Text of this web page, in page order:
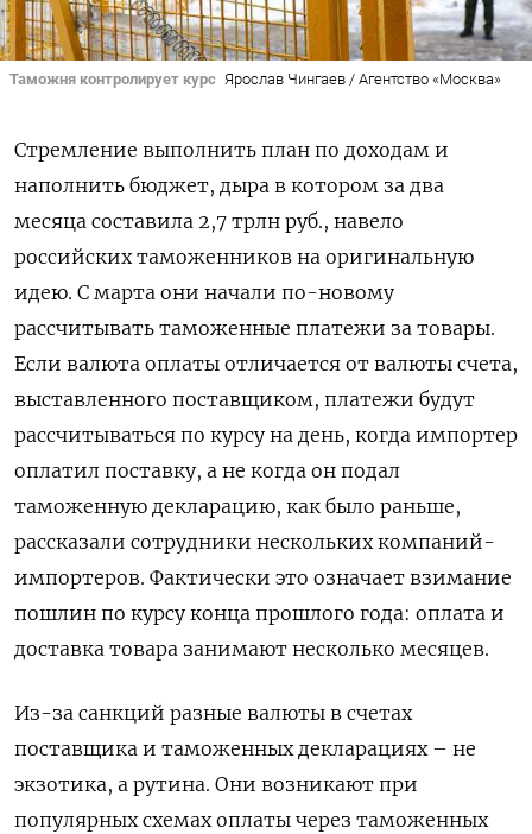
Таможня контролирует курс Ярослав Чингаев / Агентство «Москва»
Стремление выполнить план по доходам и
наполнить бюджет, дыра в котором за два
месяца составила 2,7 трлн руб., навело
российских таможенников на оригинальную
идею. С марта они начали по-новому
рассчитывать таможенные платежи за товары.
Если валюта оплаты отличается от валюты счета,
выставленного поставщиком, платежи будут
рассчитываться по курсу на день, когда импортер
оплатил поставку, а не когда он подал
таможенную декларацию, как было раньше,
рассказали сотрудники нескольких компаний-
импортеров. Фактически это означает взимание
пошлин по курсу конца прошлого года: оплата и
доставка товара занимают несколько месяцев.
Из-за санкций разные валюты в счетах
поставщика и таможенных декларациях – не
экзотика, а рутина. Они возникают при
популярных схемах оплаты через таможенных